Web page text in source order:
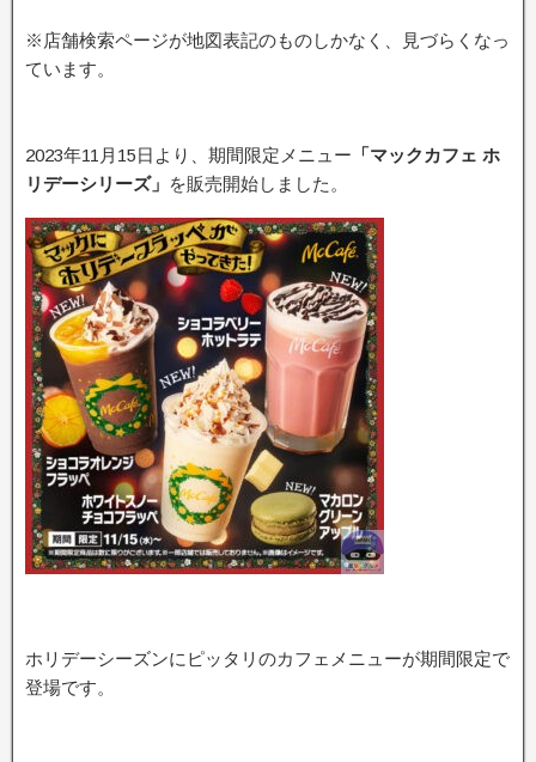
※店舗検索ページが地図表記のものしかなく、見づらくなっ
ています。
2023年11月15日より、期間限定メニュー 「マックカフェ ホ
リデーシリーズ」 を販売開始しました。
ホリデーシーズンにピッタリのカフェメニューが期間限定で
登場です。